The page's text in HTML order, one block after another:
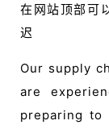
在网站顶部可
迟
Our supply
are
preparing to